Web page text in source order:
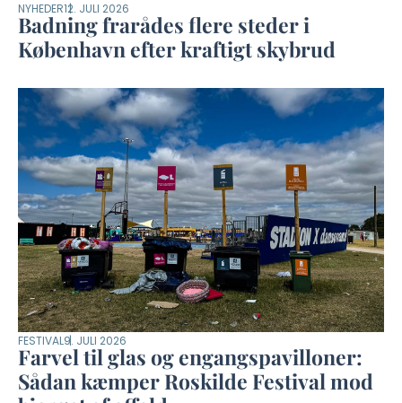
NYHEDER12. JULI 2026
Badning frarådes flere steder i
København efter kraftigt skybrud
FESTIVAL9. JULI 2026
Farvel til glas og engangspavilloner:
Sådan kæmper Roskilde Festival mod